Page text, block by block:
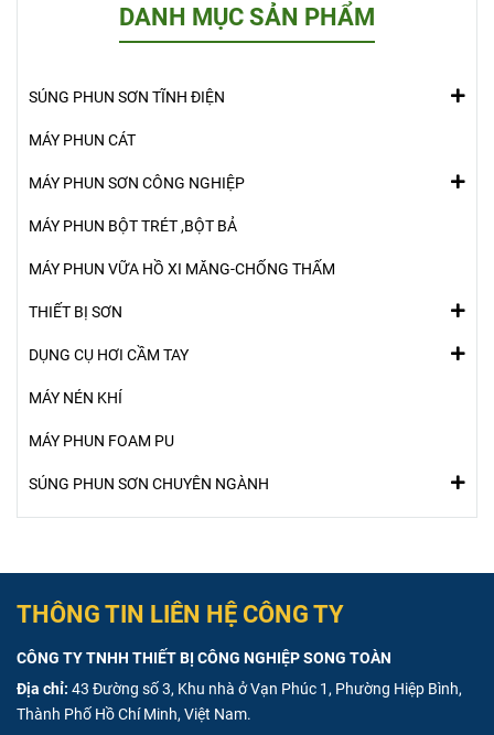
DANH MỤC SẢN PHẨM
SÚNG PHUN SƠN TĨNH ĐIỆN
MÁY PHUN CÁT
MÁY PHUN SƠN CÔNG NGHIỆP
MÁY PHUN BỘT TRÉT ,BỘT BẢ
MÁY PHUN VỮA HỒ XI MĂNG-CHỐNG THẤM
THIẾT BỊ SƠN
DỤNG CỤ HƠI CẦM TAY
MÁY NÉN KHÍ
MÁY PHUN FOAM PU
SÚNG PHUN SƠN CHUYÊN NGÀNH
THÔNG TIN LIÊN HỆ CÔNG TY
CÔNG TY TNHH THIẾT BỊ CÔNG NGHIỆP SONG TOÀN
Địa chỉ: 43 Đường số 3, Khu nhà ở Vạn Phúc 1, Phường Hiệp Bình,
Thành Phố Hồ Chí Minh, Việt Nam.